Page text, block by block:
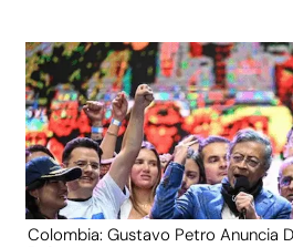
Colombia: Gustavo Petro Anuncia